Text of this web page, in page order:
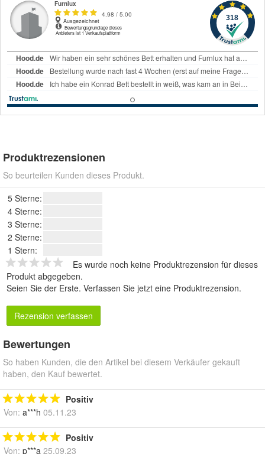
Produktrezensionen
So beurteilen Kunden dieses Produkt.
5 Sterne:
4 Sterne:
3 Sterne:
2 Sterne:
1 Stern:
Es wurde noch keine Produktrezension für dieses
Produkt abgegeben.
Seien Sie der Erste. Verfassen Sie jetzt eine Produktrezension.
Rezension verfassen
Bewertungen
So haben Kunden, die den Artikel bei diesem Verkäufer gekauft
haben, den Kauf bewertet.
Positiv
Von: a***h 05.11.23
Positiv
Von: p***a 25.09.23